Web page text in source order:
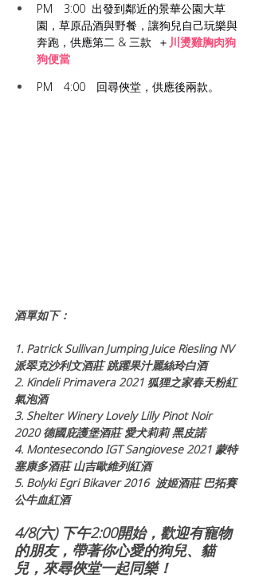
PM　3:00  出發到鄰近的景華公園大草
園，草原品酒與野餐，讓狗兒自己玩樂與
奔跑，供應第二 & 三款  ＋ 川燙雞胸肉狗
狗便當
PM　4:00　回尋俠堂，供應後兩款。
酒單如下：
1. Patrick Sullivan Jumping Juice Riesling NV
派翠克沙利文酒莊 跳躍果汁麗絲玲白酒
2. Kindeli Primavera 2021 狐狸之家春天粉紅
氣泡酒
3. Shelter Winery Lovely Lilly Pinot Noir
2020 德國庇護堡酒莊 愛犬莉莉 黑皮諾
4. Montesecondo IGT Sangiovese 2021 蒙特
塞康多酒莊 山吉歐維列紅酒
5. Bolyki Egri Bikaver 2016  波姬酒莊 巴拓賽
公牛血紅酒
4/8(六) 下午2:00開始，歡迎有寵物
的朋友，帶著你心愛的狗兒、貓
兒，來尋俠堂一起同樂！